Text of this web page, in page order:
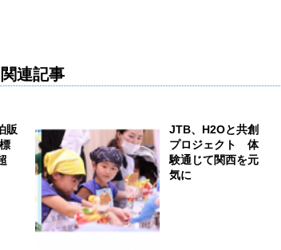
関連記事
販
JTB、H2Oと共創
プロジェクト 体
験通じて関西を元
気に